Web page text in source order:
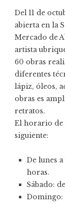
Del 11 de
abierta en la
Mercado de
artista
60 obras
diferentes
lápiz, óleos,
obras es
retratos.
El horario de
siguiente:
De lunes a
horas.
Sábado:
Domingo: